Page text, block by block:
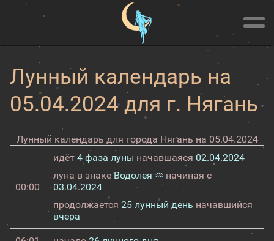
Лунный календарь на
05.04.2024 для г. Нягань
Лунный календарь для города Нягань на 05.04.2024
00:00
идёт 4 фаза луны начавшаяся 02.04.2024
луна в знакеВодолея ♒ начиная с
03.04.2024
продолжается 25 лунный день начавшийся
вчера